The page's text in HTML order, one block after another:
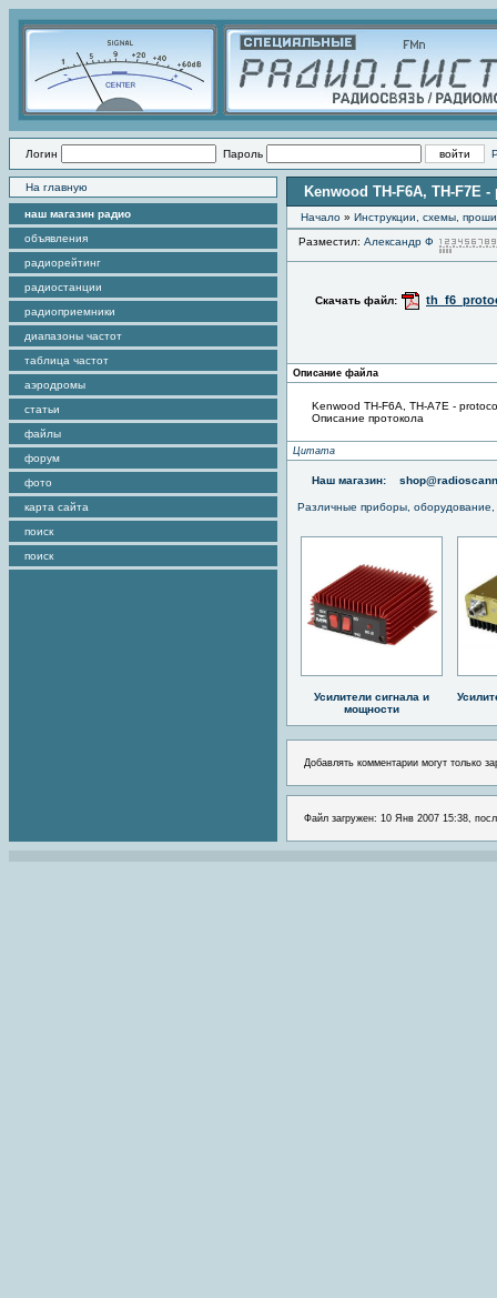
Логин Пароль
На главную
наш магазин радио
объявления
радиорейтинг
радиостанции
радиоприемники
диапазоны частот
таблица частот
аэродромы
статьи
файлы
форум
фото
карта сайта
поиск
поиск
Kenwood TH-F6A, TH-F7Е
Начало » Инструкции, схемы,
Разместил: Александр Ф
Скачать файл:
Описание файла
Kenwood TH-F6A, TH-А7Е -
Описание протокола
Цитата
Наш магазин:
Различные приборы,
Усилители сигнала и
мощности
Добавлять комментарии могут только
Файл загружен: 10 Янв 2007 15:38,